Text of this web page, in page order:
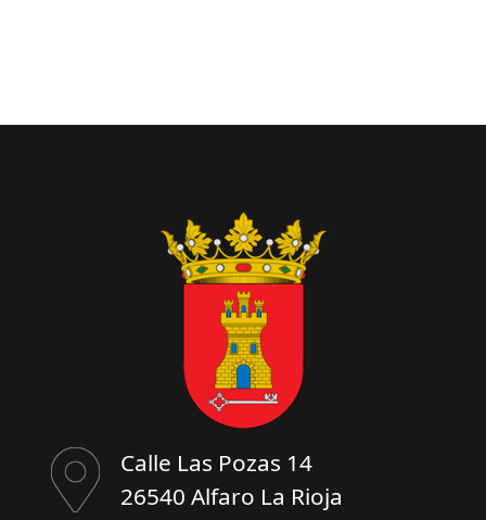
Calle Las Pozas 14
26540 Alfaro La Rioja